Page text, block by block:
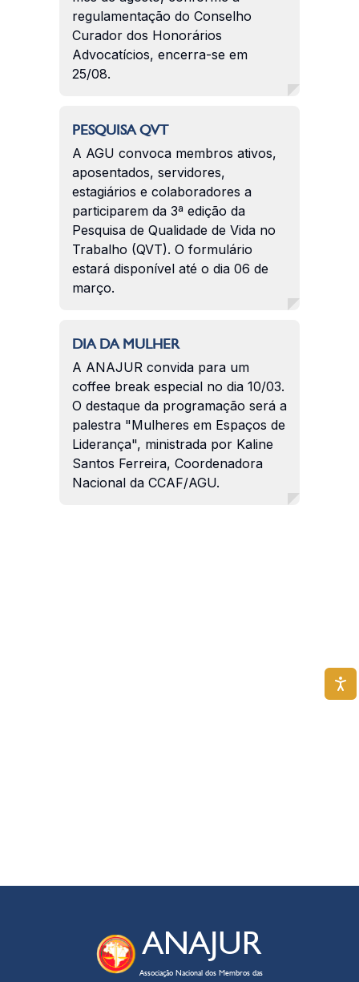
regulamentação do Conselho
Curador dos Honorários
Advocatícios, encerra-se em
25/08.
PESQUISA QVT
A AGU convoca membros ativos,
aposentados, servidores,
estagiários e colaboradores a
participarem da 3ª edição da
Pesquisa de Qualidade de Vida no
Trabalho (QVT). O formulário
estará disponível até o dia 06 de
março.
DIA DA MULHER
A ANAJUR convida para um
coffee break especial no dia 10/03.
O destaque da programação será a
palestra "Mulheres em Espaços de
Liderança", ministrada por Kaline
Santos Ferreira, Coordenadora
Nacional da CCAF/AGU.
ANAJUR
Associação Nacional dos Membros das